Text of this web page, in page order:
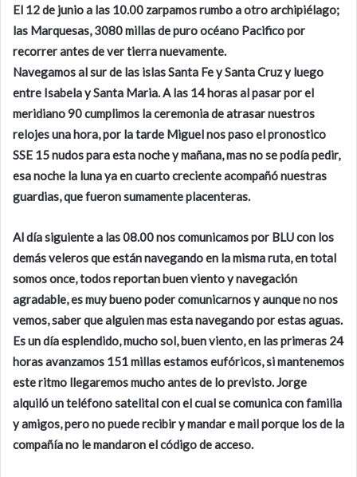
El 12 de junio a las 10.00 zarpamos rumbo a otro archipiélago;
las Marquesas, 3080 millas de puro océano Pacifico por
recorrer antes de ver tierra nuevamente.
Navegamos al sur de las islas Santa Fe y Santa Cruz y luego
entre Isabela y Santa Maria. A las 14 horas al pasar por el
meridiano 90 cumplimos la ceremonia de atrasar nuestros
relojes una hora, por la tarde Miguel nos paso el pronostico
SSE 15 nudos para esta noche y mañana, mas no se podía pedir,
esa noche la luna ya en cuarto creciente acompañó nuestras
guardias, que fueron sumamente placenteras.
Al día siguiente a las 08.00 nos comunicamos por BLU con los
demás veleros que están navegando en la misma ruta, en total
somos once, todos reportan buen viento y navegación
agradable, es muy bueno poder comunicarnos y aunque no nos
vemos, saber que alguien mas esta navegando por estas aguas.
Es un día esplendido, mucho sol, buen viento, en las primeras 24
horas avanzamos 151 millas estamos eufóricos, si mantenemos
este ritmo llegaremos mucho antes de lo previsto. Jorge
alquiló un teléfono satelital con el cual se comunica con familia
y amigos, pero no puede recibir y mandar e mail porque los de la
compañía no le mandaron el código de acceso.